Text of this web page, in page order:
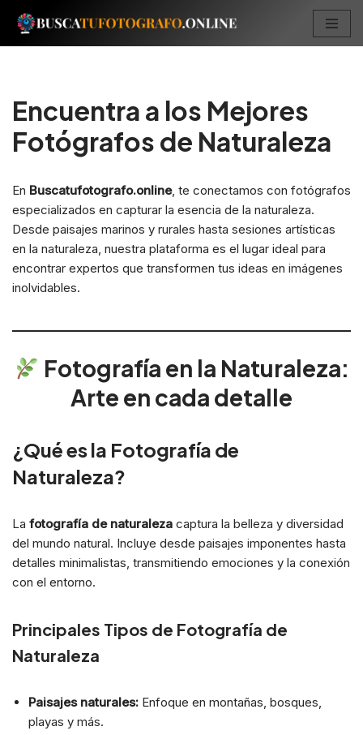
Saltar
Encuentra a los Mejores
Fotógrafos de Naturaleza
En Buscatufotografo.online, te conectamos con fotógrafos
especializados en capturar la esencia de la naturaleza.
Desde paisajes marinos y rurales hasta sesiones artísticas
en la naturaleza, nuestra plataforma es el lugar ideal para
encontrar expertos que transformen tus ideas en imágenes
inolvidables.
Fotografía en la Naturaleza:
Arte en cada detalle
¿Qué es la Fotografía de
Naturaleza?
La fotografía de naturaleza captura la belleza y diversidad
del mundo natural. Incluye desde paisajes imponentes hasta
detalles minimalistas, transmitiendo emociones y la conexión
con el entorno.
Principales Tipos de Fotografía de
Naturaleza
Paisajes naturales: Enfoque en montañas, bosques,
playas y más.